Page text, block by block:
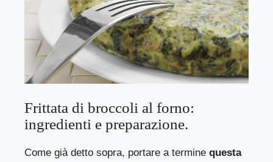
Frittata di broccoli al forno:
ingredienti e preparazione.
Come già detto sopra, portare a termine questa